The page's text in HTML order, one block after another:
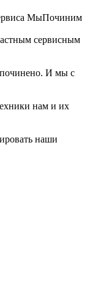
МыПочиним
сервисным
И мы с
нам и их
наши